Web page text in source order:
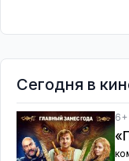
Сегодня в
6+